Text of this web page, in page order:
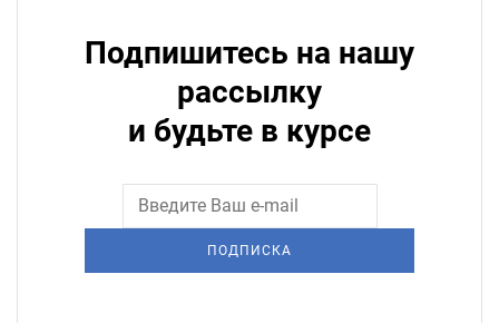
Подпишитесь на нашу
рассылку
и будьте в курсе
ПОДПИСКА